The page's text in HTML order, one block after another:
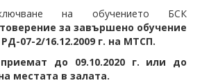
Абонирайте се!
на обучението БСК
за завършено обучение
07-2/16.12.2009 г. на МТСП.
до 09.10.2020 г. или до
местата в залата.